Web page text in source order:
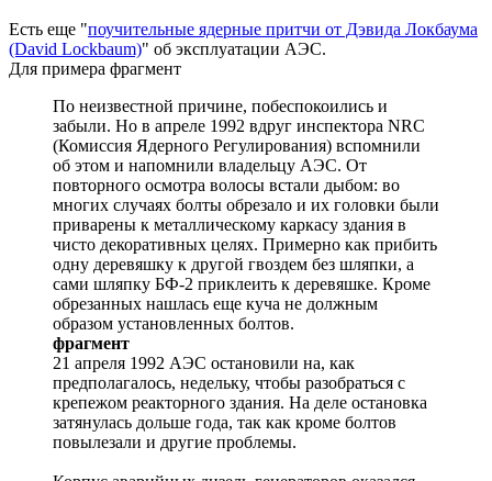
Есть еще "поучительные ядерные притчи от Дэвида Локбаума
(David Lockbaum)" об эксплуатации АЭС.
Для примера фрагмент
По неизвестной причине, побеспокоились и
забыли. Но в апреле 1992 вдруг инспектора NRC
(Комиссия Ядерного Регулирования) вспомнили
об этом и напомнили владельцу АЭС. От
повторного осмотра волосы встали дыбом: во
многих случаях болты обрезало и их головки были
приварены к металлическому каркасу здания в
чисто декоративных целях. Примерно как прибить
одну деревяшку к другой гвоздем без шляпки, а
сами шляпку БФ-2 приклеить к деревяшке. Кроме
обрезанных нашлась еще куча не должным
образом установленных болтов.
фрагмент
21 апреля 1992 АЭС остановили на, как
предполагалось, недельку, чтобы разобраться с
крепежом реакторного здания. На деле остановка
затянулась дольше года, так как кроме болтов
повылезали и другие проблемы.